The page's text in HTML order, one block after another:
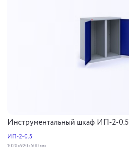
Инструментальный шкаф ИП-2-0.5
ИП-2-0.5
1020х920х500 мм